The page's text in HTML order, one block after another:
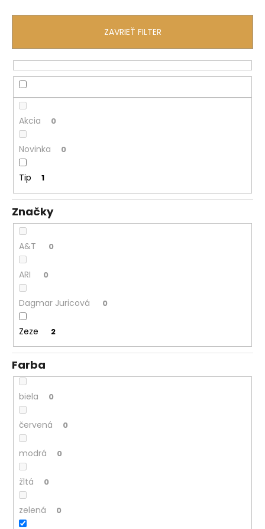
ZAVRIEŤ FILTER
Akcia 0
Novinka 0
Tip 1
Značky
A&T 0
ARI 0
Dagmar Juricová 0
Zeze 2
Farba
biela 0
červená 0
modrá 0
žltá 0
zelená 0
á
s
ť
?
O
d
p
o
ú
a
m